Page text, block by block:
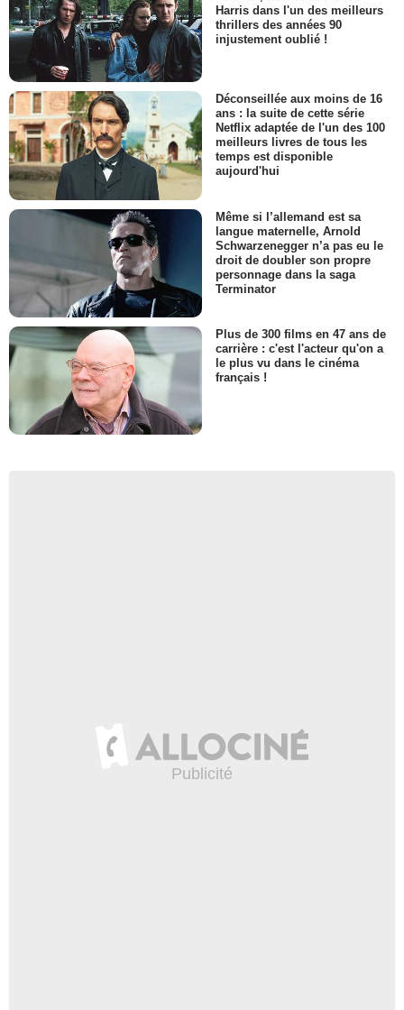
Harris dans l'un des meilleurs
thrillers des années 90
injustement oublié !
Déconseillée aux moins de 16
ans : la suite de cette série
Netflix adaptée de l'un des 100
meilleurs livres de tous les
temps est disponible
aujourd'hui
Même si l’allemand est sa
langue maternelle, Arnold
Schwarzenegger n’a pas eu le
droit de doubler son propre
personnage dans la saga
Terminator
Plus de 300 films en 47 ans de
carrière : c'est l'acteur qu'on a
le plus vu dans le cinéma
français !